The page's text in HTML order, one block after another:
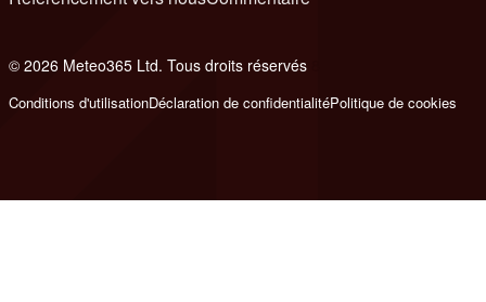
© 2026 Meteo365 Ltd. Tous droits réservés
Conditions d'utilisationDéclaration de confidentialitéPolitique de cookies